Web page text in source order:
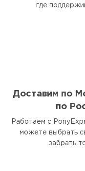
где
Доставим по
по
Работаем с
можете выбрать
забрать